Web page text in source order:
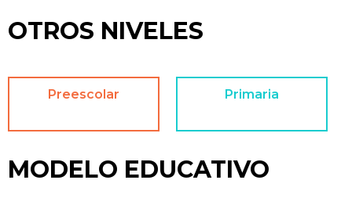
OTROS NIVELES
Preescolar Primaria
MODELO EDUCATIVO